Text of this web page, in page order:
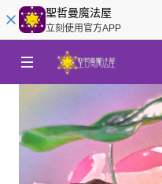
聖哲曼魔法屋
立刻使用官方APP